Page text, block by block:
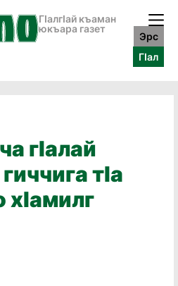
ГӀалгӀай къаман
юкъара газет
Эрс
ГӀал
гӏалай
тӏа